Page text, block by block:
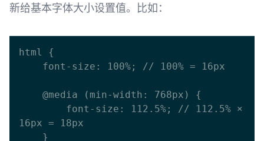
新给基本字体大小设置值。比如：
html {
16px = 18px